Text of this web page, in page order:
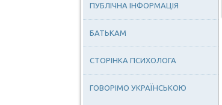
ПУБЛІЧНА ІНФОРМАЦІЯ
БАТЬКАМ
СТОРІНКА ПСИХОЛОГА
ГОВОРІМО УКРАЇНСЬКОЮ